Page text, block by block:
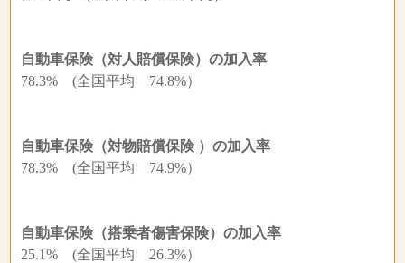
自動車保険（対人賠償保険）の加入率
78.3% (全国平均 74.8%）
自動車保険（対物賠償保険 ）の加入率
78.3% (全国平均 74.9%）
自動車保険（搭乗者傷害保険）の加入率
25.1% (全国平均 26.3%）